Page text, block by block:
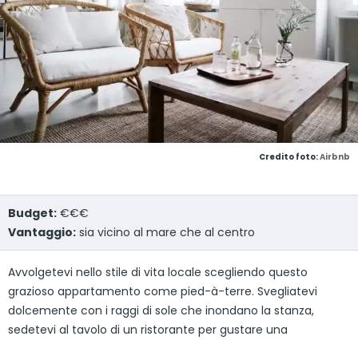
Credito foto:Airbnb
Budget: €€€
Vantaggio: sia vicino al mare che al centro
Avvolgetevi nello stile di vita locale scegliendo questo
grazioso appartamento come pied-à-terre. Svegliatevi
dolcemente con i raggi di sole che inondano la stanza,
sedetevi al tavolo di un ristorante per gustare una